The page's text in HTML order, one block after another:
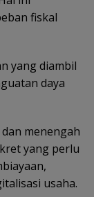
fiskal
yang diambil
daya
menengah
yang perlu
usaha.